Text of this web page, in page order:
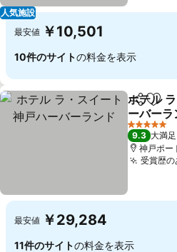
人気施設
最安値 ￥10,501
10件のサイトの料金を表示
シェアお
ホテル
ーバーラ
5 ホテルの
9.3 大満足
神戸ポー
受賞歴
最安値 ￥29,284
11件のサイトの料金を表示